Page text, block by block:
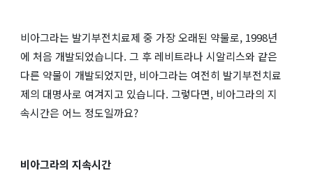
비아그라는 발기부전치료제 중 가장 오래된 약물로, 1998년
에 처음 개발되었습니다. 그 후 레비트라나 시알리스와 같은
다른 약물이 개발되었지만, 비아그라는 여전히 발기부전치료
제의 대명사로 여겨지고 있습니다. 그렇다면, 비아그라의 지
속시간은 어느 정도일까요?
비아그라의 지속시간